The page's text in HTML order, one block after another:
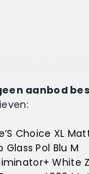
aanbod
Choice XL
Pol Blu M
White